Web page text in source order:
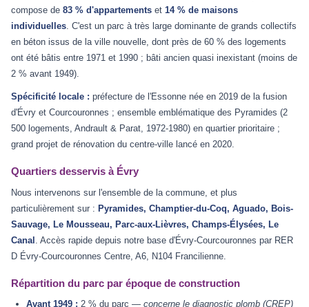
compose de 83 % d'appartements et 14 % de maisons
individuelles. C'est un parc à très large dominante de grands collectifs
en béton issus de la ville nouvelle, dont près de 60 % des logements
ont été bâtis entre 1971 et 1990 ; bâti ancien quasi inexistant (moins de
2 % avant 1949).
Spécificité locale : préfecture de l'Essonne née en 2019 de la fusion
d'Évry et Courcouronnes ; ensemble emblématique des Pyramides (2
500 logements, Andrault & Parat, 1972-1980) en quartier prioritaire ;
grand projet de rénovation du centre-ville lancé en 2020.
Quartiers desservis à Évry
Nous intervenons sur l'ensemble de la commune, et plus
particulièrement sur : Pyramides, Champtier-du-Coq, Aguado, Bois-
Sauvage, Le Mousseau, Parc-aux-Lièvres, Champs-Élysées, Le
Canal . Accès rapide depuis notre base d'Évry-Courcouronnes par RER
D Évry-Courcouronnes Centre, A6, N104 Francilienne.
Répartition du parc par époque de construction
Avant 1949 : 2 % du parc — concerne le diagnostic plomb (CREP)